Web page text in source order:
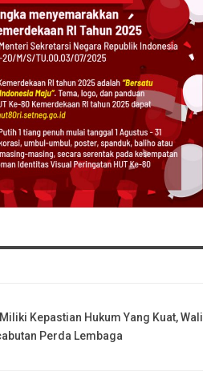
Kepastian Hukum Yang Kuat, Wali
Perda Lembaga